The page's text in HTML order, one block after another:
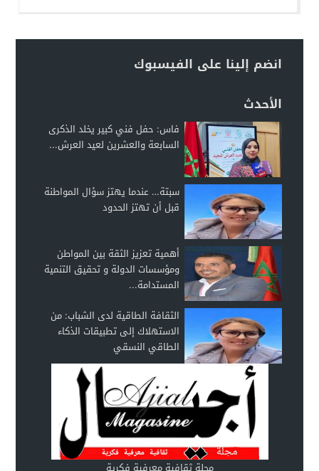
انضم إلينا على الفيسبوك
الأحدث
فاس: حفل فني كبير يخلد الذكرى
السابعة والعشرين لعيد العرش...
سبتة… عندما يهتز سؤال المواطنة
قبل أن تهتز الحدود
أهمية تعزيز الثقة بين المواطن
ومؤسسات الدولة و تحقيق التنمية
المستدامة...
الثقافة الطاقية لدى الشباب: من
الاستهلاك إلى تطبيقات الذكاء
الطاقي النسقي